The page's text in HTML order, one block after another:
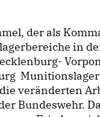
der als
in
veränderten
Bundeswehr.